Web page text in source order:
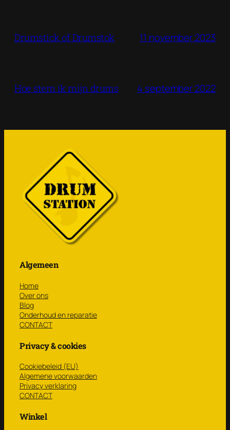
Drumstick of Drumstok 11 november 2023
Hoe stem ik mijn drums 4 september 2022
Algemeen
Home
Over ons
Blog
Onderhoud en reparatie
CONTACT
Privacy & cookies
Cookiebeleid (EU)
Algemene voorwaarden
Privacy verklaring
CONTACT
Winkel